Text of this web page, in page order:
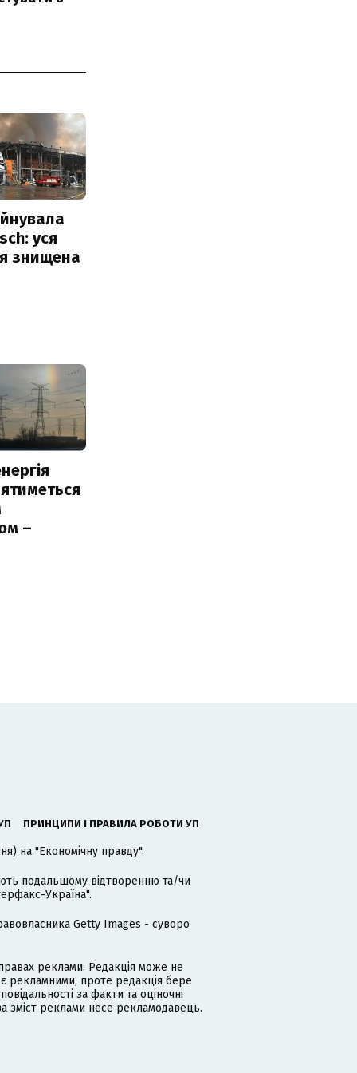
уся
знищена
–
ПРИНЦИПИ І ПРАВИЛА РОБОТИ УП
на "Економічну правду".
подальшому відтворенню та/чи
Україна".
Getty Images - суворо
реклами. Редакція може не
рекламними, проте редакція бере
за факти та оціночні
зміст реклами несе рекламодавець.